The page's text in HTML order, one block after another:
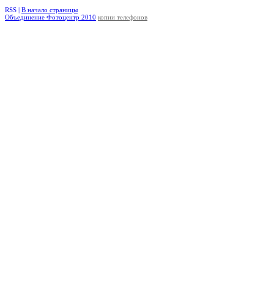
RSS | В начало страницы
Объединение Фотоцентр 2010 копии телефонов